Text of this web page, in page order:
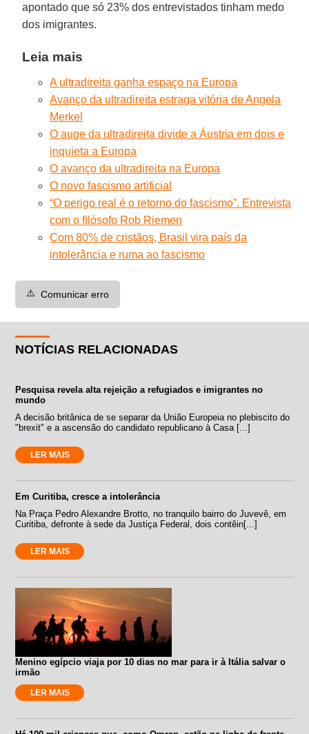
apontado que só 23% dos entrevistados tinham medo
dos imigrantes.
Leia mais
A ultradireita ganha espaço na Europa
Avanço da ultradireita estraga vitória de Angela
Merkel
O auge da ultradireita divide a Áustria em dois e
inquieta a Europa
O avanço da ultradireita na Europa
O novo fascismo artificial
“O perigo real é o retorno do fascismo”. Entrevista
com o filósofo Rob Riemen
Com 80% de cristãos, Brasil vira país da
intolerância e ruma ao fascismo
⚠️ Comunicar erro
NOTÍCIAS RELACIONADAS
Pesquisa revela alta rejeição a refugiados e imigrantes no
mundo
A decisão britânica de se separar da União Europeia no plebiscito do
"brexit" e a ascensão do candidato republicano à Casa [...]
LER MAIS
Em Curitiba, cresce a intolerância
Na Praça Pedro Alexandre Brotto, no tranquilo bairro do Juvevê, em
Curitiba, defronte à sede da Justiça Federal, dois contêin[...]
LER MAIS
Menino egípcio viaja por 10 dias no mar para ir à Itália salvar o
irmão
LER MAIS